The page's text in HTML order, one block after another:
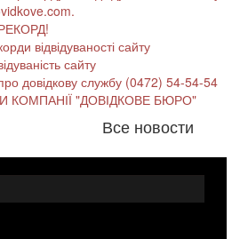
відвідуваності сайту
сайту
довідкову службу (0472) 54-54-54
КОМПАНІЇ "ДОВІДКОВЕ БЮРО"
Все новости